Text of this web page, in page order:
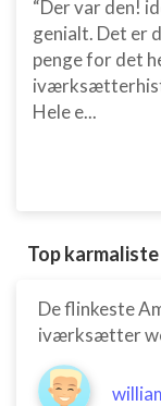
“Der var den!
genialt. Det er
penge for det
Hele e...
Top
De flinkeste
iværksætter
Bruge profiler
Måle
Måle
Forstå
kombinationer
indhold
IAB Special Features:
Bruge præcise